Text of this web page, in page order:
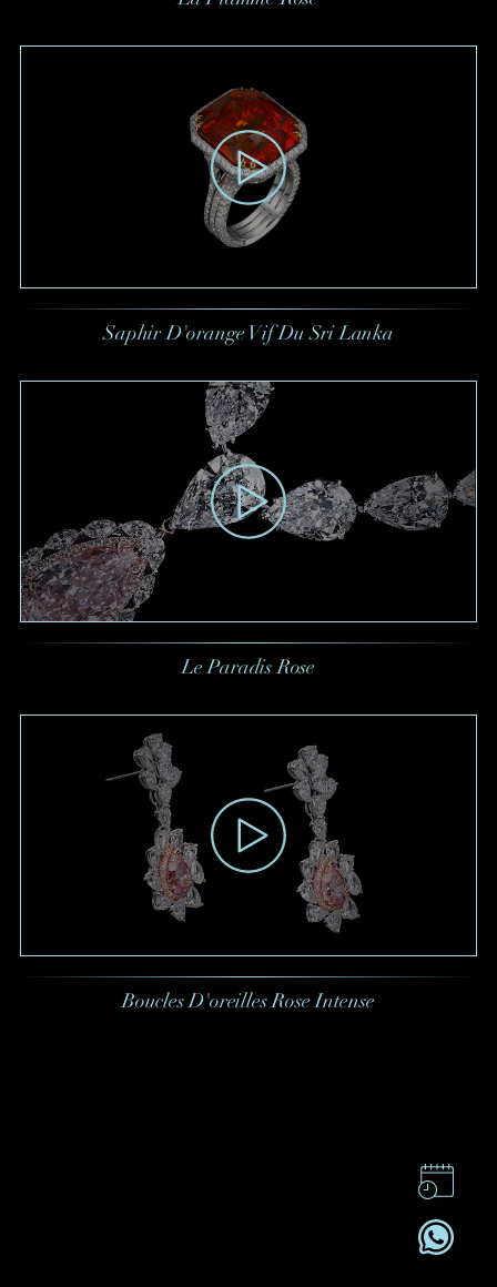
Saphir D'orange Vif Du Sri Lanka
Le Paradis Rose
Boucles D'oreilles Rose Intense